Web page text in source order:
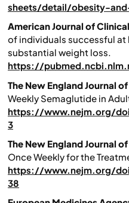
sheets/detail/obesity-
American Journal of
of individuals successful
substantial weight loss.
https://
The New England Journal
Weekly Semaglutide in
https://www.nejm.org/
3
The New England Journal
Once Weekly for the
https://www.nejm.org/
38